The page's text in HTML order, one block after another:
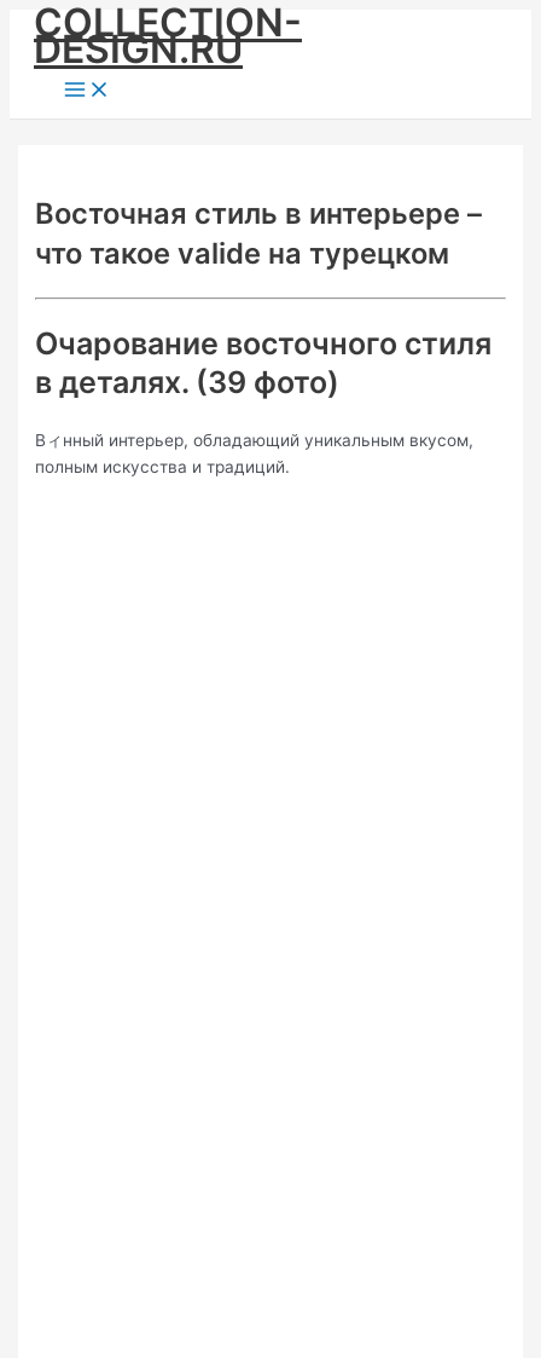
Skip
content
COLLECTION-
DESIGN.RU
Main
Menu
Восточная стиль в интерьере –
что такое valide на турецком
Очарование восточного стиля
в деталях. (39 фото)
Вィнный интерьер, обладающий уникальным вкусом,
полным искусства и традиций.